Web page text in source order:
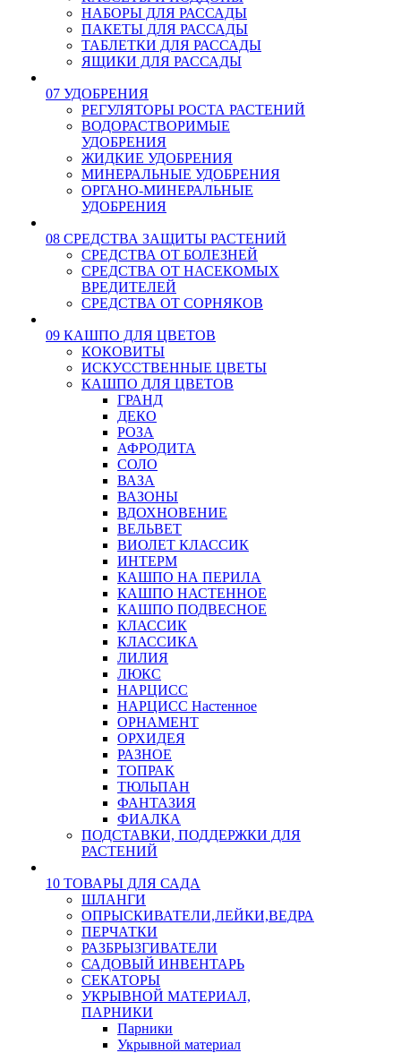
НАБОРЫ ДЛЯ РАССАДЫ
ПАКЕТЫ ДЛЯ РАССАДЫ
ТАБЛЕТКИ ДЛЯ РАССАДЫ
ЯЩИКИ ДЛЯ РАССАДЫ
07 УДОБРЕНИЯ
РЕГУЛЯТОРЫ РОСТА РАСТЕНИЙ
ВОДОРАСТВОРИМЫЕ
УДОБРЕНИЯ
ЖИДКИЕ УДОБРЕНИЯ
МИНЕРАЛЬНЫЕ УДОБРЕНИЯ
ОРГАНО-МИНЕРАЛЬНЫЕ
УДОБРЕНИЯ
08 СРЕДСТВА ЗАЩИТЫ РАСТЕНИЙ
СРЕДСТВА ОТ БОЛЕЗНЕЙ
СРЕДСТВА ОТ НАСЕКОМЫХ
ВРЕДИТЕЛЕЙ
СРЕДСТВА ОТ СОРНЯКОВ
09 КАШПО ДЛЯ ЦВЕТОВ
КОКОВИТЫ
ИСКУССТВЕННЫЕ ЦВЕТЫ
КАШПО ДЛЯ ЦВЕТОВ
ГРАНД
ДЕКО
РОЗА
АФРОДИТА
СОЛО
ВАЗА
ВАЗОНЫ
ВДОХНОВЕНИЕ
ВЕЛЬВЕТ
ВИОЛЕТ КЛАССИК
ИНТЕРМ
КАШПО НА ПЕРИЛА
КАШПО НАСТЕННОЕ
КАШПО ПОДВЕСНОЕ
КЛАССИК
КЛАССИКА
ЛИЛИЯ
ЛЮКС
НАРЦИСС
НАРЦИСС Настенное
ОРНАМЕНТ
ОРХИДЕЯ
РАЗНОЕ
ТОПРАК
ТЮЛЬПАН
ФАНТАЗИЯ
ФИАЛКА
ПОДСТАВКИ, ПОДДЕРЖКИ ДЛЯ
РАСТЕНИЙ
10 ТОВАРЫ ДЛЯ САДА
ШЛАНГИ
ОПРЫСКИВАТЕЛИ,ЛЕЙКИ,ВЕДРА
ПЕРЧАТКИ
РАЗБРЫЗГИВАТЕЛИ
САДОВЫЙ ИНВЕНТАРЬ
СЕКАТОРЫ
УКРЫВНОЙ МАТЕРИАЛ,
ПАРНИКИ
Парники
Укрывной материал